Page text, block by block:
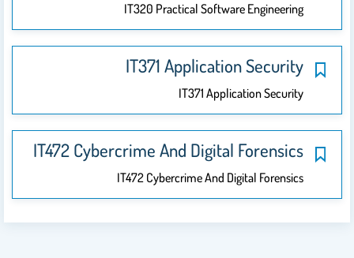
IT320 Practical Software Engineering
IT371 Application Security
IT371 Application Security
IT472 Cybercrime And Digital Forensics
IT472 Cybercrime And Digital Forensics